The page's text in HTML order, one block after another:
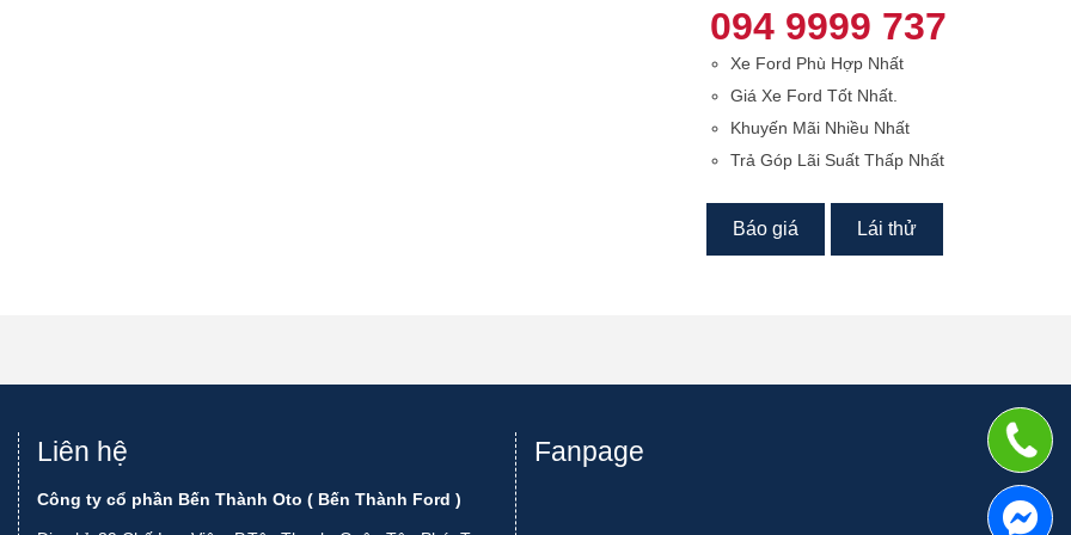
094 9999 737
Xe Ford Phù Hợp Nhất
Giá Xe Ford Tốt Nhất.
Khuyến Mãi Nhiều Nhất
Trả Góp Lãi Suất Thấp Nhất
Báo giá Lái thử
Liên hệ
Công ty cổ phần Bến Thành Oto ( Bến Thành Ford )
Fanpage